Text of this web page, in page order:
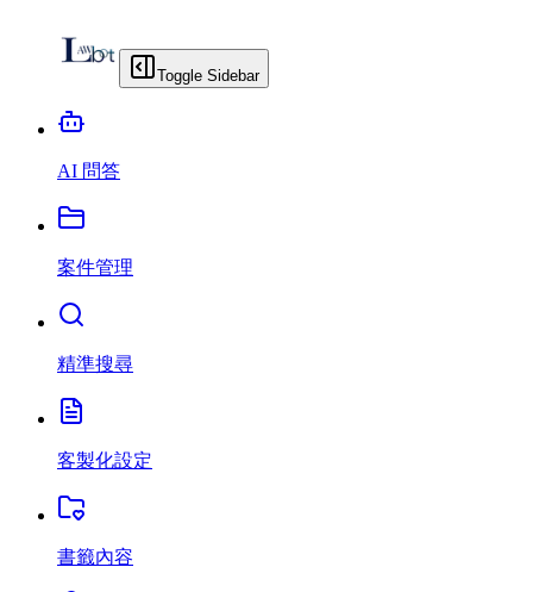
Toggle Sidebar
AI 問答
案件管理
精準搜尋
客製化設定
書籤內容